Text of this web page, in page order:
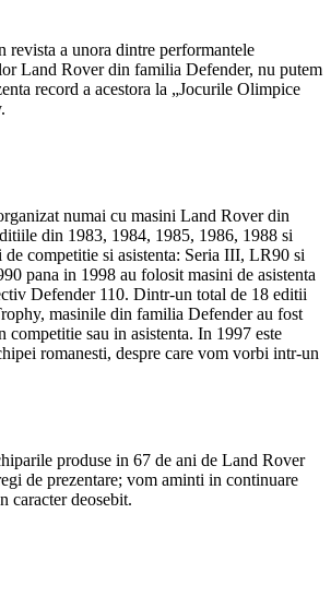
revista a unora dintre performantele
Land Rover din familia Defender, nu putem
record a acestora la „Jocurile Olimpice
numai cu masini Land Rover din
din 1983, 1984, 1985, 1986, 1988 si
competitie si asistenta: Seria III, LR90 si
pana in 1998 au folosit masini de asistenta
Defender 110. Dintr-un total de 18 editii
masinile din familia Defender au fost
competitie sau in asistenta. In 1997 este
romanesti, despre care vom vorbi intr-un
produse in 67 de ani de Land Rover
de prezentare; vom aminti in continuare
caracter deosebit.